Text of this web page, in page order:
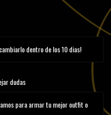
dentro de los 10 dias!
dudas
para armar tu mejor outfit o